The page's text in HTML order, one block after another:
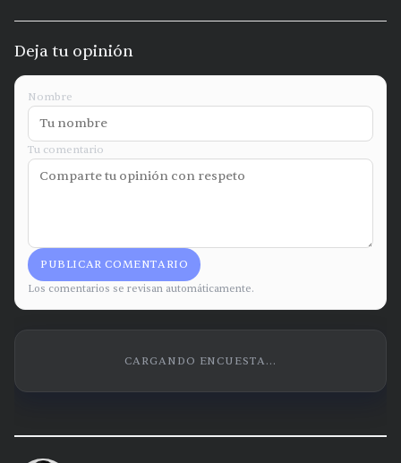
Deja tu opinión
Nombre
Tu comentario
PUBLICAR COMENTARIO
Los comentarios se revisan automáticamente.
CARGANDO ENCUESTA...